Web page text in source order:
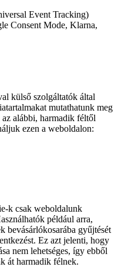
Event Tracking)
Consent Mode, Klarna,
külső szolgáltatók által
mutathatunk meg
alábbi, harmadik féltől
ezen a weboldalon:
k csak weboldalunk
például arra,
bevásárlókosarába gyűjtését
Ez azt jelenti, hogy
nem lehetséges, így ebből
át harmadik félnek.